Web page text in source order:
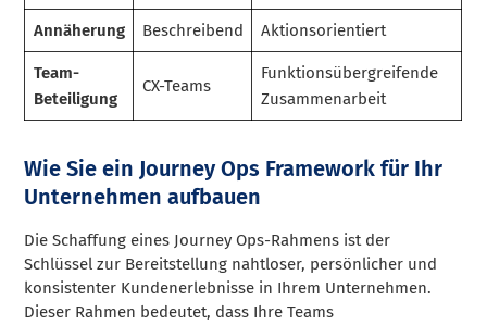
Annäherung Beschreibend Aktionsorientiert
Team-
Beteiligung
CX-Teams
Funktionsübergreifende
Zusammenarbeit
Wie Sie ein Journey Ops Framework für Ihr
Unternehmen aufbauen
Die Schaffung eines Journey Ops-Rahmens ist der
Schlüssel zur Bereitstellung nahtloser, persönlicher und
konsistenter Kundenerlebnisse in Ihrem Unternehmen.
Dieser Rahmen bedeutet, dass Ihre Teams